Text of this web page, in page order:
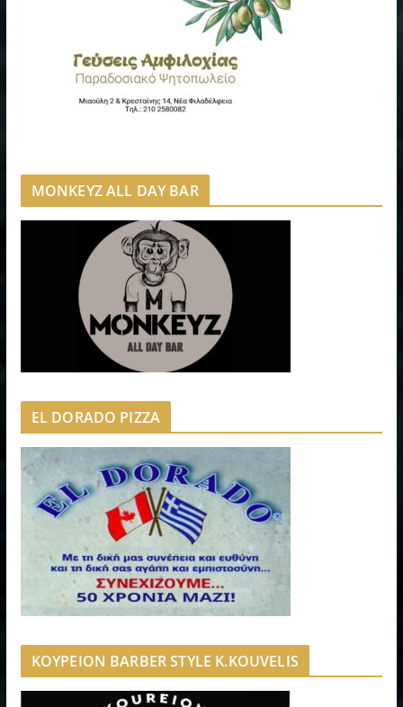
MONKEYZ ALL DAY BAR
EL DORADO PIZZA
ΚΟΥΡΕΙΟΝ BARBER STYLE K.KOUVELIS